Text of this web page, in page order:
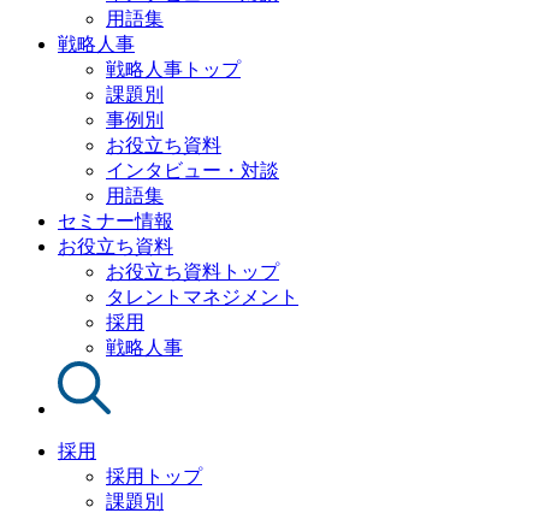
用語集
戦略人事
戦略人事トップ
課題別
事例別
お役立ち資料
インタビュー・対談
用語集
セミナー情報
お役立ち資料
お役立ち資料トップ
タレントマネジメント
採用
戦略人事
採用
採用トップ
課題別